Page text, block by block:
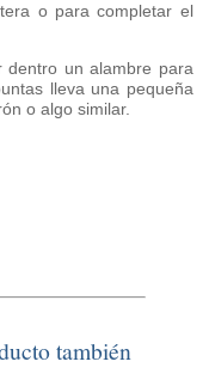
o para completar el
dentro un alambre para
lleva una pequeña
o algo similar.
también